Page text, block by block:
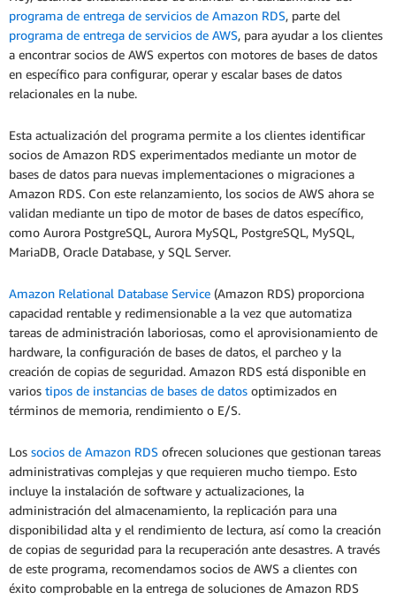
programa de entrega de servicios de Amazon RDS, parte del
programa de entrega de servicios de AWS, para ayudar a los clientes
a encontrar socios de AWS expertos con motores de bases de datos
en específico para configurar, operar y escalar bases de datos
relacionales en la nube.
Esta actualización del programa permite a los clientes identificar
socios de Amazon RDS experimentados mediante un motor de
bases de datos para nuevas implementaciones o migraciones a
Amazon RDS. Con este relanzamiento, los socios de AWS ahora se
validan mediante un tipo de motor de bases de datos específico,
como Aurora PostgreSQL, Aurora MySQL, PostgreSQL, MySQL,
MariaDB, Oracle Database, y SQL Server.
Amazon Relational Database Service (Amazon RDS) proporciona
capacidad rentable y redimensionable a la vez que automatiza
tareas de administración laboriosas, como el aprovisionamiento de
hardware, la configuración de bases de datos, el parcheo y la
creación de copias de seguridad. Amazon RDS está disponible en
varios tipos de instancias de bases de datos optimizados en
términos de memoria, rendimiento o E/S.
Los socios de Amazon RDS ofrecen soluciones que gestionan tareas
administrativas complejas y que requieren mucho tiempo. Esto
incluye la instalación de software y actualizaciones, la
administración del almacenamiento, la replicación para una
disponibilidad alta y el rendimiento de lectura, así como la creación
de copias de seguridad para la recuperación ante desastres. A través
de este programa, recomendamos socios de AWS a clientes con
éxito comprobable en la entrega de soluciones de Amazon RDS